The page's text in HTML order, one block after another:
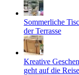
Sommerliche
der Terrasse
Kreative
geht auf die Reise